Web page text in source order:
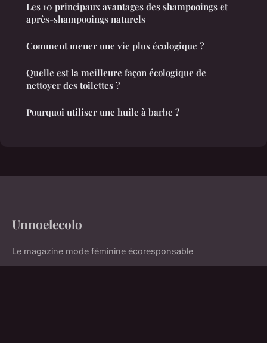
Les 10 principaux avantages des shampooings et
après-shampooings naturels
Comment mener une vie plus écologique ?
Quelle est la meilleure façon écologique de
nettoyer des toilettes ?
Pourquoi utiliser une huile à barbe ?
Unnoelecolo
Le magazine mode féminine écoresponsable